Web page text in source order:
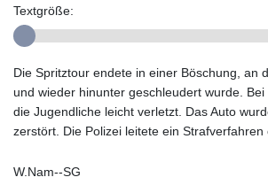
Textgröße:
Die Spritztour endete in einer Böschung, an
und wieder hinunter geschleudert wurde.
die Jugendliche leicht verletzt. Das Auto
zerstört. Die Polizei leitete ein Strafverfahren
W.Nam--SG